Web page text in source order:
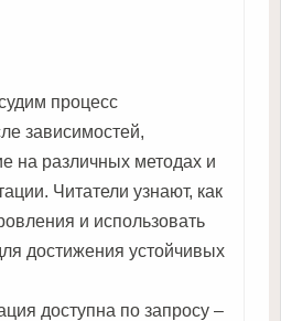
процесс
зависимостей,
на различных методах и
Читатели узнают, как
и использовать
достижения устойчивых
доступна по запросу –